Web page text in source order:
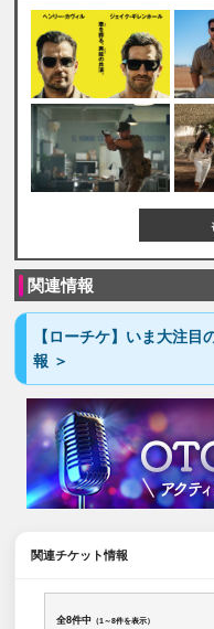
関連情報
【ローチケ】いま大注
報 ＞
関連チケット情報
全8件中 （1～8件を表示）